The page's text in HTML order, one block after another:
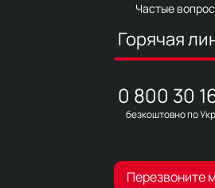
Частые
Горячая
0 800 30
безкоштовно по
Перезвоните